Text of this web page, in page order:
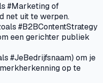
#Marketing of
net uit te werpen.
#B2BContentStrategy
een gerichter publiek
#JeBedrijfsnaam) om je
op te